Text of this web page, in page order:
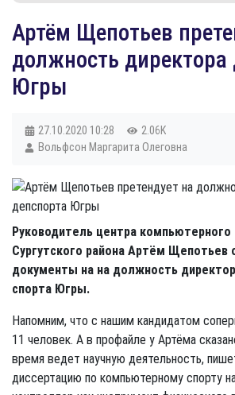
Артём Щепотьев
должность директора
Югры
27.10.2020 10:28
2.06K
Вольфсон Маргарита Олеговна
Руководитель центра компьютерного
Сургутского района Артём Щепотьев
документы на на должность
спорта Югры.
Напомним, что с нашим кандидатом
11 человек. А в профайле у Артёма
время ведет научную деятельность,
диссертацию по компьютерному спорту